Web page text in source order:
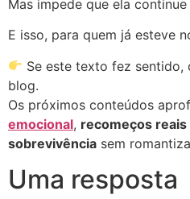
Mas impede que ela
E isso, para quem já esteve
Se este texto fez sentido,
blog.
Os próximos conteúdos
emocional, recomeços reais
sobrevivência sem
Uma resposta